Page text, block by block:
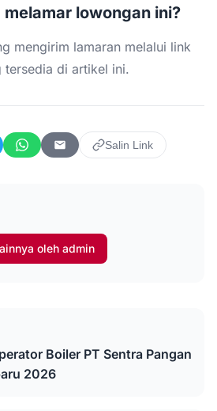
lowongan ini?
mengirim lamaran melalui link
tersedia di artikel ini.
WhatsAppEmail
Salin Link
oleh admin
Boiler PT Sentra Pangan
2026